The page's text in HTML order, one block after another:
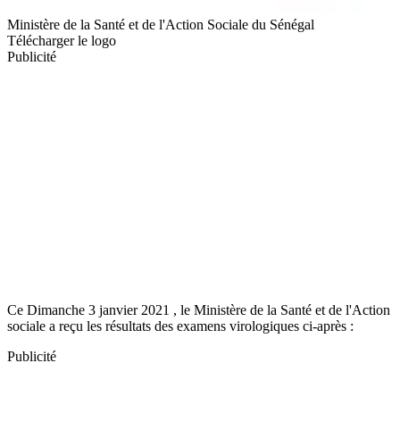
Ministère de la Santé et de l'Action Sociale du Sénégal
Télécharger le logo
Publicité
Ce Dimanche 3 janvier 2021 , le Ministère de la Santé et de l'Action
sociale a reçu les résultats des examens virologiques ci-après :
Publicité